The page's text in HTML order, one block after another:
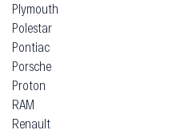
Plymouth
Polestar
Pontiac
Porsche
Proton
RAM
Renault